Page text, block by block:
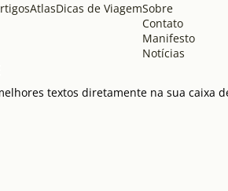
AtlasDicas de ViagemSobre
Contato
Manifesto
Notícias
textos diretamente na sua caixa